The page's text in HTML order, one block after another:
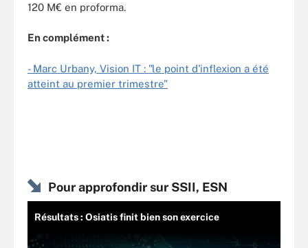
120 M€ en proforma.
En complément :
- Marc Urbany, Vision IT : "le point d'inflexion a été
atteint au premier trimestre"
Pour approfondir sur SSII, ESN
Résultats : Osiatis finit bien son exercice